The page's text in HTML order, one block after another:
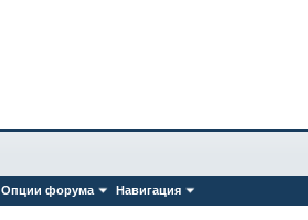
Опции форума Навигация